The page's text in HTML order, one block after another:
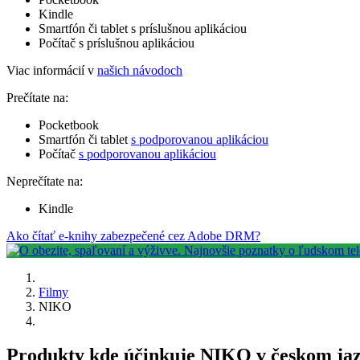
Kindle
Smartfón či tablet s príslušnou aplikáciou
Počítač s príslušnou aplikáciou
Viac informácií v našich návodoch
Prečítate na:
Pocketbook
Smartfón či tablet s podporovanou aplikáciou
Počítač s podporovanou aplikáciou
Neprečítate na:
Kindle
Ako čítať e-knihy zabezpečené cez Adobe DRM?
Filmy
NIKO
Produkty kde účinkuje NIKO v českom